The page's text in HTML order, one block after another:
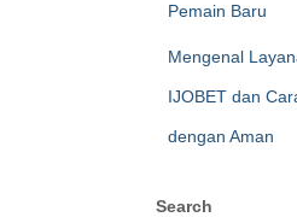
Pemain Baru
Mengenal
IJOBET dan
dengan Aman
Search